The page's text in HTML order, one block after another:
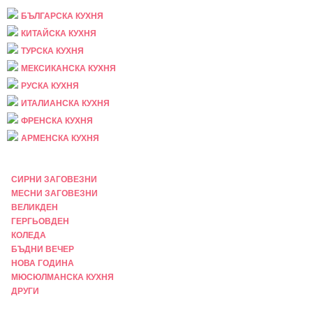
БЪЛГАРСКА КУХНЯ
КИТАЙСКА КУХНЯ
ТУРСКА КУХНЯ
МЕКСИКАНСКА КУХНЯ
РУСКА КУХНЯ
ИТАЛИАНСКА КУХНЯ
ФРЕНСКА КУХНЯ
АРМЕНСКА КУХНЯ
СИРНИ ЗАГОВЕЗНИ
МЕСНИ ЗАГОВЕЗНИ
ВЕЛИКДЕН
ГЕРГЬОВДЕН
КОЛЕДА
БЪДНИ ВЕЧЕР
НОВА ГОДИНА
МЮСЮЛМАНСКА КУХНЯ
ДРУГИ